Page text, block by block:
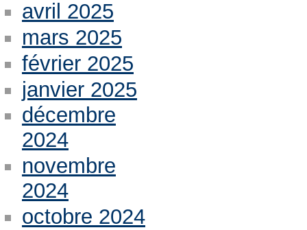
avril 2025
mars 2025
février 2025
janvier 2025
décembre
2024
novembre
2024
octobre 2024